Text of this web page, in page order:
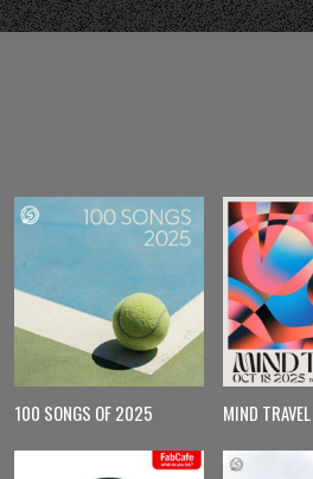
100 SONGS OF 2025 MIND TRAVEL